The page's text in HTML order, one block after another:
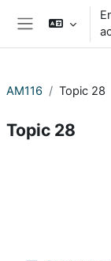
Salta al contenido
Panel lateral
AM116 Topic 28
Topic 28